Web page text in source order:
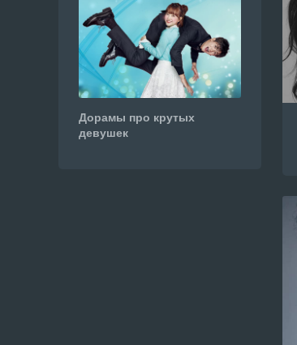
Дорамы про крутых
девушек